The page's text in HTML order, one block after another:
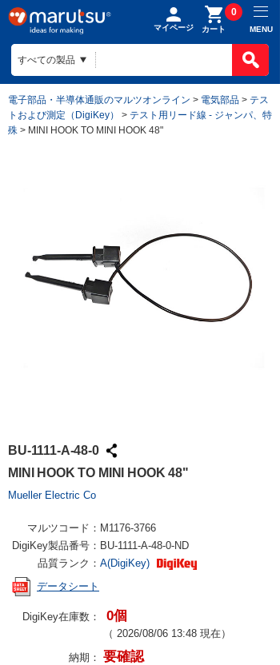
マイページ カート
0
MENU
電子部品・半導体通販のマルツオンライン > 電気部品 > テス
トおよび測定（DigiKey）
> テスト用リード線 - ジャンパ、特
殊 > MINI HOOK TO MINI HOOK 48"
BU-1111-A-48-0
MINI HOOK TO MINI HOOK 48"
Mueller Electric Co
マルツコード： M1176-3766
DigiKey製品番号： BU-1111-A-48-0-ND
品質ランク： A(DigiKey)
データシート
DigiKey在庫数： 0個
（ 2026/08/06 13:48 現在）
納期： 要確認